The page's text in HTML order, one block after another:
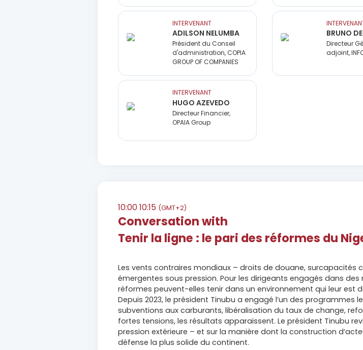
INTERVENANT
ADILSON NELUMBA
Président du Conseil
d'administration, COPIA
GROUP OF COMPANIES
BRUNO
Directeur
adjoint,
INTERVENANT
HUGO AZEVEDO
Directeur Financier,
OPAIA Group
10:0010:15 (GMT+2)
Conversation with
Tenir la ligne : le pari des réformes du
Les vents contraires mondiaux – droits de douane,
émergentes sous pression. Pour les dirigeants engagés dans
réformes peuvent-elles tenir dans un environnement qui leur est
Depuis 2023, le président Tinubu a engagé l’un des
subventions aux carburants, libéralisation du taux de change,
fortes tensions, les résultats apparaissent. Le président Tinubu
pression extérieure – et sur la manière dont la construction
défense la plus solide du continent.